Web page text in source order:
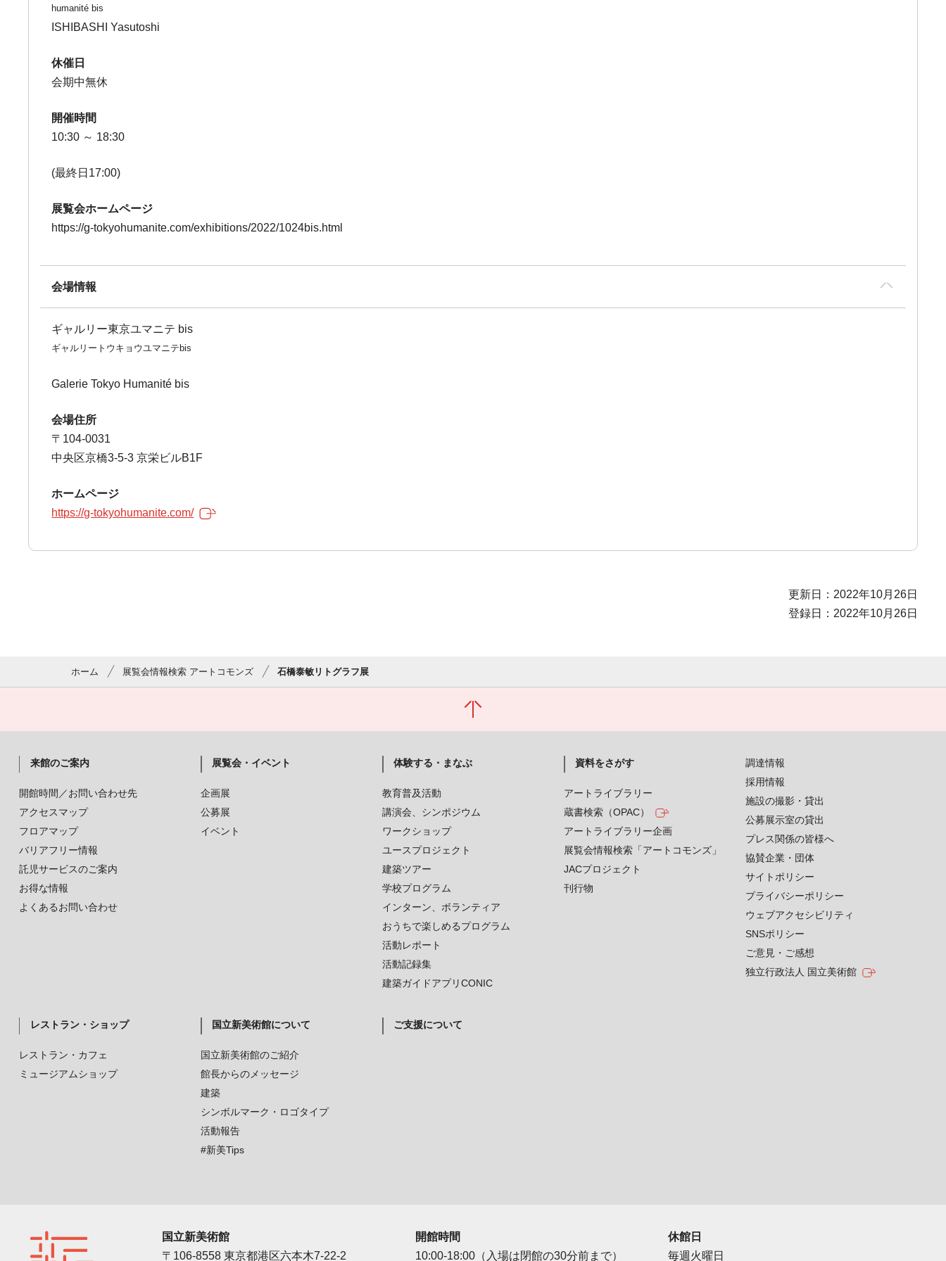
humanité bis
ISHIBASHI Yasutoshi
休催日
会期中無休
開催時間
10:30 ～ 18:30
(最終日17:00)
展覧会ホームページ
https://g-tokyohumanite.com/exhibitions/2022/1024bis.html
会場情報
ギャルリー東京ユマニテ bis
ギャルリートウキョウユマニテbis
Galerie Tokyo Humanité bis
会場住所
〒104-0031
中央区京橋3-5-3 京栄ビルB1F
ホームページ
https://g-tokyohumanite.com/
更新日：2022年10月26日
登録日：2022年10月26日
ホーム 展覧会情報検索 アートコモンズ 石橋泰敏リトグラフ展
来館のご案内
開館時間／お問い合わせ先
アクセスマップ
フロアマップ
バリアフリー情報
託児サービスのご案内
お得な情報
よくあるお問い合わせ
展覧会・イベント
企画展
公募展
イベント
体験する・まなぶ
教育普及活動
講演会、シンポジウム
ワークショップ
ユースプロジェクト
建築ツアー
学校プログラム
インターン、ボランティア
おうちで楽しめるプログラム
活動レポート
活動記録集
建築ガイドアプリCONIC
資料をさがす
アートライブラリー
蔵書検索（OPAC）
アートライブラリー企画
展覧会情報検索「アートコモンズ」
JACプロジェクト
刊行物
レストラン・ショップ
レストラン・カフェ
ミュージアムショップ
国立新美術館について
国立新美術館のご紹介
館長からのメッセージ
建築
シンボルマーク・ロゴタイプ
活動報告
#新美Tips
ご支援について
調達情報
採用情報
施設の撮影・貸出
公募展示室の貸出
プレス関係の皆様へ
協賛企業・団体
サイトポリシー
プライバシーポリシー
ウェブアクセシビリティ
SNSポリシー
ご意見・ご感想
独立行政法人 国立美術館
国立新美術館
〒106-8558 東京都港区六本木7-22-2
開館時間
10:00-18:00（入場は閉館の30分前まで）
休館日
毎週火曜日